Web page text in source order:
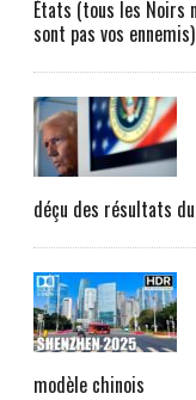
États (tous les Noirs
sont pas vos ennemis)
déçu des résultats
modèle chinois